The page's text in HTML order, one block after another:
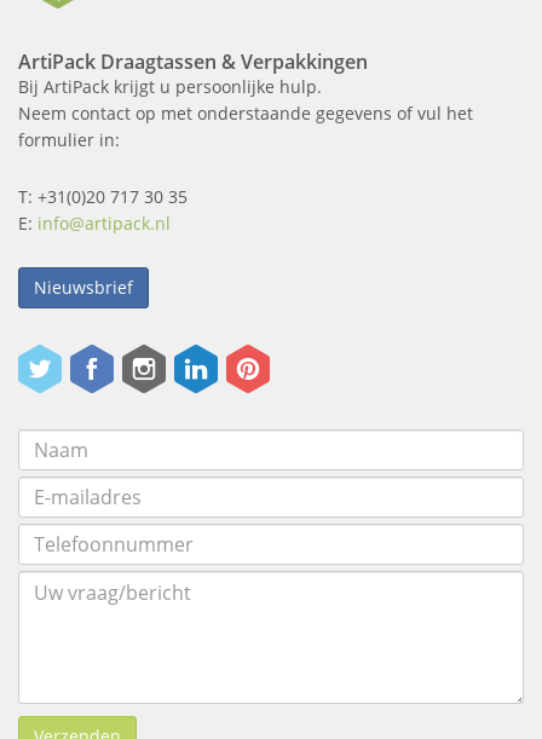
ArtiPack Draagtassen & Verpakkingen
Bij ArtiPack krijgt u persoonlijke hulp.
Neem contact op met onderstaande gegevens of vul het
formulier in:
T: +31(0)20 717 30 35
E: info@artipack.nl
Nieuwsbrief